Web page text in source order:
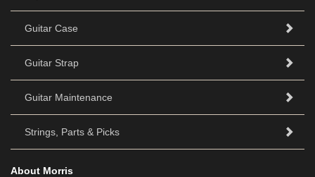
Guitar Case
Guitar Strap
Guitar Maintenance
Strings, Parts & Picks
About Morris